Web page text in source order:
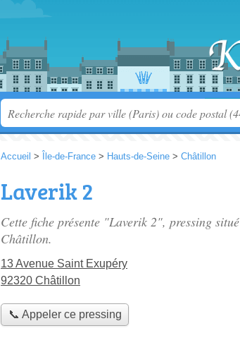
Accueil > Île-de-France > Hauts-de-Seine > Châtillon
Laverik 2
Cette fiche présente "Laverik 2", pressing situé
Châtillon.
13 Avenue Saint Exupéry
92320 Châtillon
📞 Appeler ce pressing